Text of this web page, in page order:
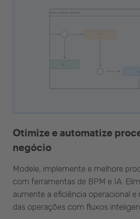
Otimize e automatize
negócio
Modele, implemente e melhore
com ferramentas de BPM e IA.
aumente a eficiência operacional
das operações com fluxos